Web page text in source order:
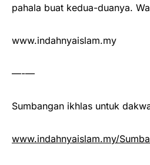
pahala buat kedua-duanya.
www.indahnyaislam.my
—-—
Sumbangan ikhlas untuk
www.indahnyaislam.my/